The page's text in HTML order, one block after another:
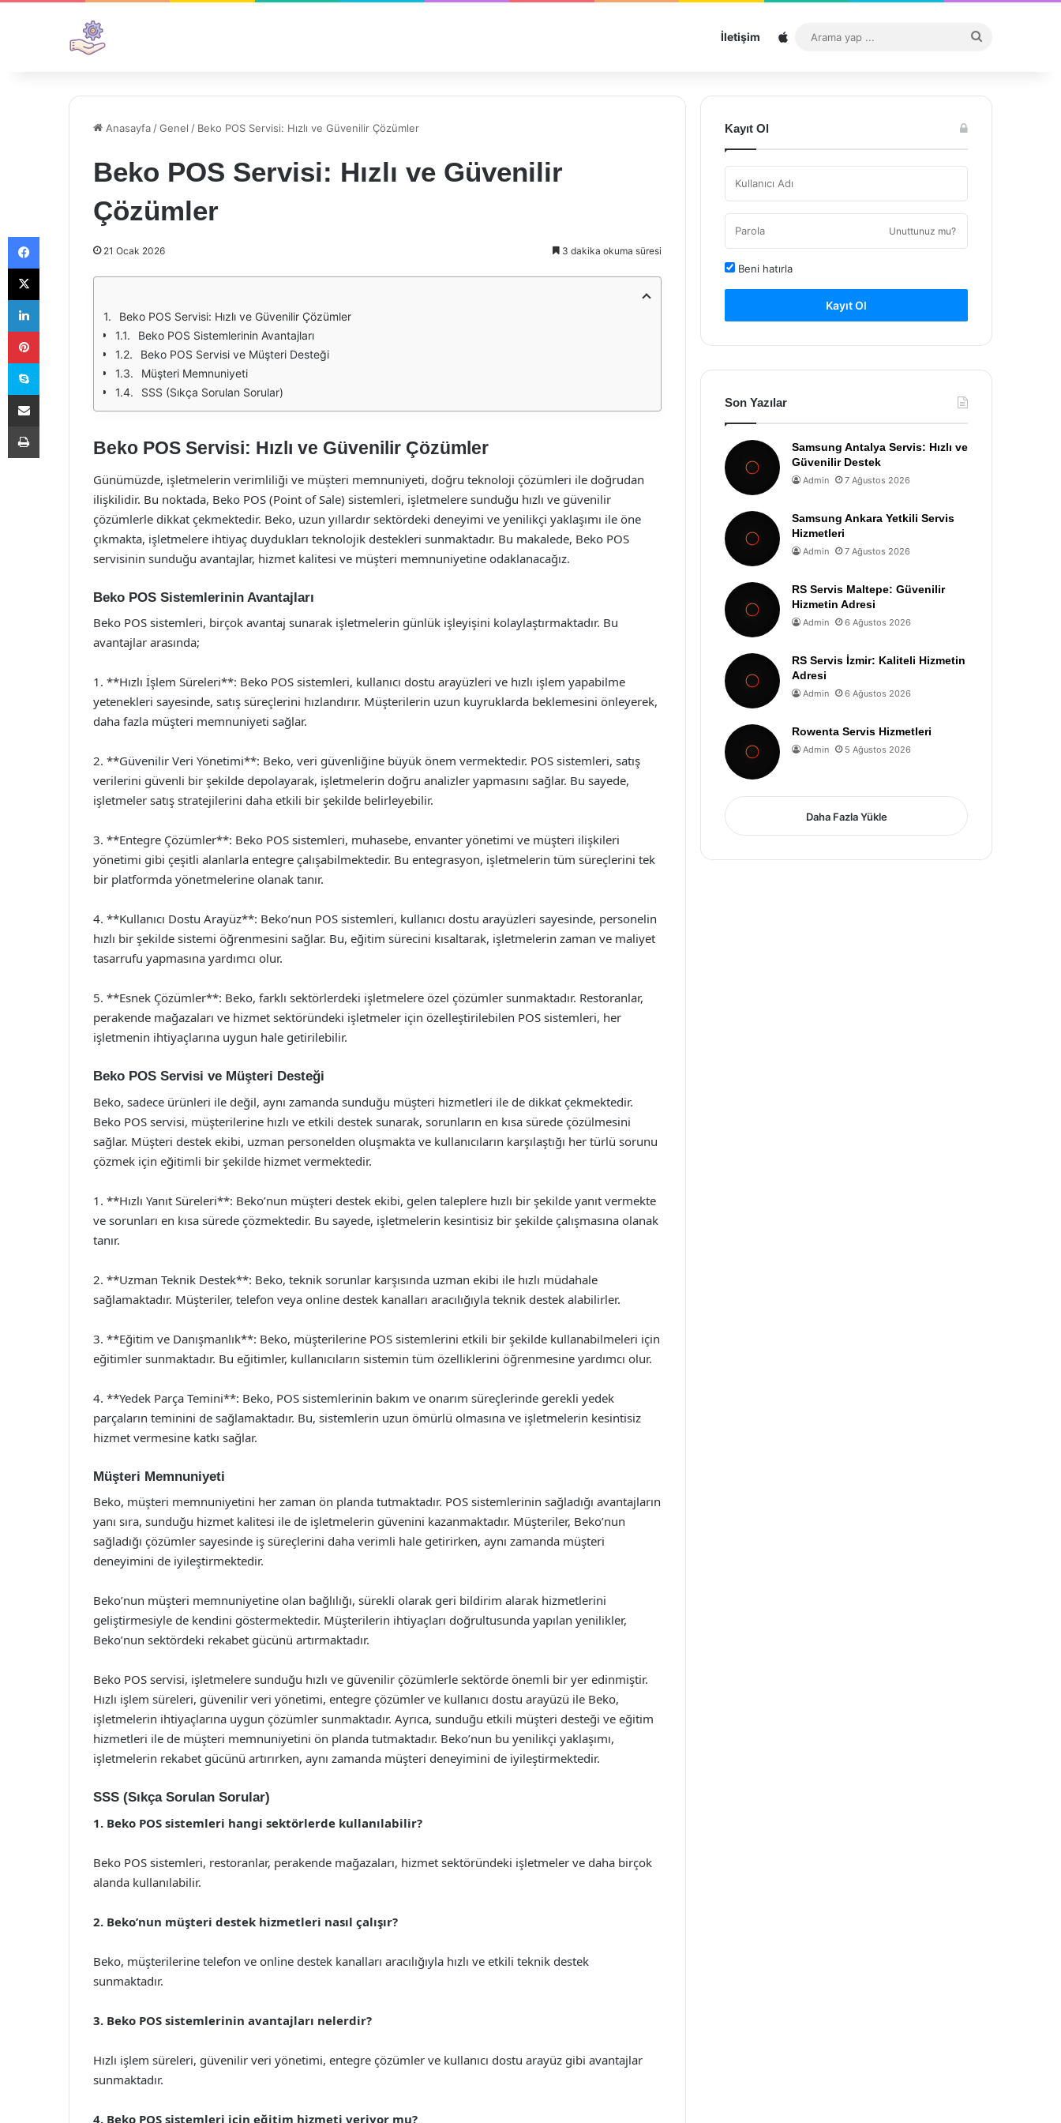
İletişim Sitemap
...
Anasayfa /Genel / Beko POS Servisi: Hızlı ve Güvenilir Çözümler
Beko POS Servisi: Hızlı ve Güvenilir
Çözümler
21 Ocak 2026 3 dakika okuma süresi
Beko POS Servisi: Hızlı ve Güvenilir Çözümler
Beko POS Sistemlerinin Avantajları
Beko POS Servisi ve Müşteri Desteği
Müşteri Memnuniyeti
SSS (Sıkça Sorulan Sorular)
Beko POS Servisi: Hızlı ve Güvenilir Çözümler
Günümüzde, işletmelerin verimliliği ve müşteri memnuniyeti, doğru teknoloji çözümleri ile doğrudan
ilişkilidir. Bu noktada, Beko POS (Point of Sale) sistemleri, işletmelere sunduğu hızlı ve güvenilir
çözümlerle dikkat çekmektedir. Beko, uzun yıllardır sektördeki deneyimi ve yenilikçi yaklaşımı ile öne
çıkmakta, işletmelere ihtiyaç duydukları teknolojik destekleri sunmaktadır. Bu makalede, Beko POS
servisinin sunduğu avantajlar, hizmet kalitesi ve müşteri memnuniyetine odaklanacağız.
Beko POS Sistemlerinin Avantajları
Beko POS sistemleri, birçok avantaj sunarak işletmelerin günlük işleyişini kolaylaştırmaktadır. Bu
avantajlar arasında;
1. **Hızlı İşlem Süreleri**: Beko POS sistemleri, kullanıcı dostu arayüzleri ve hızlı işlem yapabilme
yetenekleri sayesinde, satış süreçlerini hızlandırır. Müşterilerin uzun kuyruklarda beklemesini önleyerek,
daha fazla müşteri memnuniyeti sağlar.
2. **Güvenilir Veri Yönetimi**: Beko, veri güvenliğine büyük önem vermektedir. POS sistemleri, satış
verilerini güvenli bir şekilde depolayarak, işletmelerin doğru analizler yapmasını sağlar. Bu sayede,
işletmeler satış stratejilerini daha etkili bir şekilde belirleyebilir.
3. **Entegre Çözümler**: Beko POS sistemleri, muhasebe, envanter yönetimi ve müşteri ilişkileri
yönetimi gibi çeşitli alanlarla entegre çalışabilmektedir. Bu entegrasyon, işletmelerin tüm süreçlerini tek
bir platformda yönetmelerine olanak tanır.
4. **Kullanıcı Dostu Arayüz**: Beko’nun POS sistemleri, kullanıcı dostu arayüzleri sayesinde, personelin
hızlı bir şekilde sistemi öğrenmesini sağlar. Bu, eğitim sürecini kısaltarak, işletmelerin zaman ve maliyet
tasarrufu yapmasına yardımcı olur.
5. **Esnek Çözümler**: Beko, farklı sektörlerdeki işletmelere özel çözümler sunmaktadır. Restoranlar,
perakende mağazaları ve hizmet sektöründeki işletmeler için özelleştirilebilen POS sistemleri, her
işletmenin ihtiyaçlarına uygun hale getirilebilir.
Beko POS Servisi ve Müşteri Desteği
Beko, sadece ürünleri ile değil, aynı zamanda sunduğu müşteri hizmetleri ile de dikkat çekmektedir.
Beko POS servisi, müşterilerine hızlı ve etkili destek sunarak, sorunların en kısa sürede çözülmesini
sağlar. Müşteri destek ekibi, uzman personelden oluşmakta ve kullanıcıların karşılaştığı her türlü sorunu
çözmek için eğitimli bir şekilde hizmet vermektedir.
1. **Hızlı Yanıt Süreleri**: Beko’nun müşteri destek ekibi, gelen taleplere hızlı bir şekilde yanıt vermekte
ve sorunları en kısa sürede çözmektedir. Bu sayede, işletmelerin kesintisiz bir şekilde çalışmasına olanak
tanır.
2. **Uzman Teknik Destek**: Beko, teknik sorunlar karşısında uzman ekibi ile hızlı müdahale
sağlamaktadır. Müşteriler, telefon veya online destek kanalları aracılığıyla teknik destek alabilirler.
3. **Eğitim ve Danışmanlık**: Beko, müşterilerine POS sistemlerini etkili bir şekilde kullanabilmeleri için
eğitimler sunmaktadır. Bu eğitimler, kullanıcıların sistemin tüm özelliklerini öğrenmesine yardımcı olur.
4. **Yedek Parça Temini**: Beko, POS sistemlerinin bakım ve onarım süreçlerinde gerekli yedek
parçaların teminini de sağlamaktadır. Bu, sistemlerin uzun ömürlü olmasına ve işletmelerin kesintisiz
hizmet vermesine katkı sağlar.
Müşteri Memnuniyeti
Beko, müşteri memnuniyetini her zaman ön planda tutmaktadır. POS sistemlerinin sağladığı avantajların
yanı sıra, sunduğu hizmet kalitesi ile de işletmelerin güvenini kazanmaktadır. Müşteriler, Beko’nun
sağladığı çözümler sayesinde iş süreçlerini daha verimli hale getirirken, aynı zamanda müşteri
deneyimini de iyileştirmektedir.
Beko’nun müşteri memnuniyetine olan bağlılığı, sürekli olarak geri bildirim alarak hizmetlerini
geliştirmesiyle de kendini göstermektedir. Müşterilerin ihtiyaçları doğrultusunda yapılan yenilikler,
Beko’nun sektördeki rekabet gücünü artırmaktadır.
Beko POS servisi, işletmelere sunduğu hızlı ve güvenilir çözümlerle sektörde önemli bir yer edinmiştir.
Hızlı işlem süreleri, güvenilir veri yönetimi, entegre çözümler ve kullanıcı dostu arayüzü ile Beko,
işletmelerin ihtiyaçlarına uygun çözümler sunmaktadır. Ayrıca, sunduğu etkili müşteri desteği ve eğitim
hizmetleri ile de müşteri memnuniyetini ön planda tutmaktadır. Beko’nun bu yenilikçi yaklaşımı,
işletmelerin rekabet gücünü artırırken, aynı zamanda müşteri deneyimini de iyileştirmektedir.
SSS (Sıkça Sorulan Sorular)
1. Beko POS sistemleri hangi sektörlerde kullanılabilir?
Beko POS sistemleri, restoranlar, perakende mağazaları, hizmet sektöründeki işletmeler ve daha birçok
alanda kullanılabilir.
2. Beko’nun müşteri destek hizmetleri nasıl çalışır?
Beko, müşterilerine telefon ve online destek kanalları aracılığıyla hızlı ve etkili teknik destek
sunmaktadır.
3. Beko POS sistemlerinin avantajları nelerdir?
Hızlı işlem süreleri, güvenilir veri yönetimi, entegre çözümler ve kullanıcı dostu arayüz gibi avantajlar
sunmaktadır.
4. Beko POS sistemleri için eğitim hizmeti veriyor mu?
Kayıt Ol
Unuttunuz mu?
Beni hatırla
Kayıt Ol
Son Yazılar
Samsung Antalya Servis: Hızlı ve
Güvenilir Destek
Admin 7 Ağustos 2026
Samsung Ankara Yetkili Servis
Hizmetleri
Admin 7 Ağustos 2026
RS Servis Maltepe: Güvenilir
Hizmetin Adresi
Admin 6 Ağustos 2026
RS Servis İzmir: Kaliteli Hizmetin
Adresi
Admin 6 Ağustos 2026
Rowenta Servis Hizmetleri
Admin 5 Ağustos 2026
Daha Fazla Yükle
Facebook
X
LinkedIn
Pinterest
Skype
E-Posta ile paylaş